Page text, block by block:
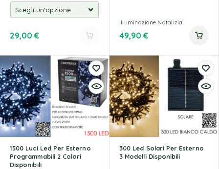
29,00 €
Illuminazione Natalizia
49,90 €
1500 Luci Led Per Esterno
Programmabili 2 Colori
Disponibili
300 Led Solari Per Esterno
3 Modelli Disponibili